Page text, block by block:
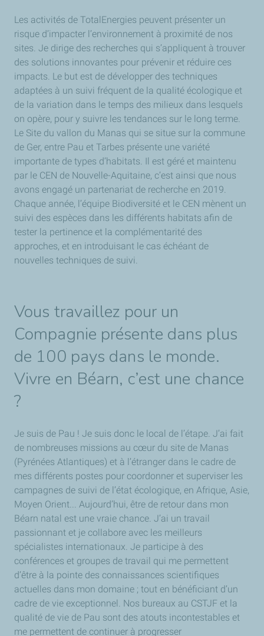
Les activités de TotalEnergies peuvent présenter un
risque d’impacter l’environnement à proximité de nos
sites. Je dirige des recherches qui s’appliquent à trouver
des solutions innovantes pour prévenir et réduire ces
impacts. Le but est de développer des techniques
adaptées à un suivi fréquent de la qualité écologique et
de la variation dans le temps des milieux dans lesquels
on opère, pour y suivre les tendances sur le long terme.
Le Site du vallon du Manas qui se situe sur la commune
de Ger, entre Pau et Tarbes présente une variété
importante de types d’habitats. Il est géré et maintenu
par le CEN de Nouvelle-Aquitaine, c’est ainsi que nous
avons engagé un partenariat de recherche en 2019.
Chaque année, l’équipe Biodiversité et le CEN mènent un
suivi des espèces dans les différents habitats afin de
tester la pertinence et la complémentarité des
approches, et en introduisant le cas échéant de
nouvelles techniques de suivi.
Vous travaillez pour un
Compagnie présente dans plus
de 100 pays dans le monde.
Vivre en Béarn, c’est une chance
?
Je suis de Pau ! Je suis donc le local de l’étape. J’ai fait
de nombreuses missions au cœur du site de Manas
(Pyrénées Atlantiques) et à l’étranger dans le cadre de
mes différents postes pour coordonner et superviser les
campagnes de suivi de l’état écologique, en Afrique, Asie,
Moyen Orient... Aujourd’hui, être de retour dans mon
Béarn natal est une vraie chance. J’ai un travail
passionnant et je collabore avec les meilleurs
spécialistes internationaux. Je participe à des
conférences et groupes de travail qui me permettent
d’être à la pointe des connaissances scientifiques
actuelles dans mon domaine ; tout en bénéficiant d’un
cadre de vie exceptionnel. Nos bureaux au CSTJF et la
qualité de vie de Pau sont des atouts incontestables et
me permettent de continuer à progresser